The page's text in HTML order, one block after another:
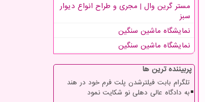
مستر گرین وال | مجری و طراح انواع دیوار
سبز
نمایشگاه ماشین سنگین
نمایشگاه ماشین سنگین
پربیننده ترین ها
تلگرام بابت فیلترشدن پلت فرم خود در هند
به دادگاه عالی دهلی نو شکایت نمود